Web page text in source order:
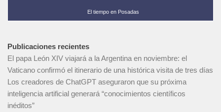
El tiempo en Posadas
Publicaciones recientes
El papa León XIV viajará a la Argentina en noviembre: el
Vaticano confirmó el itinerario de una histórica visita de tres días
Los creadores de ChatGPT aseguraron que su próxima
inteligencia artificial generará “conocimientos científicos
inéditos”